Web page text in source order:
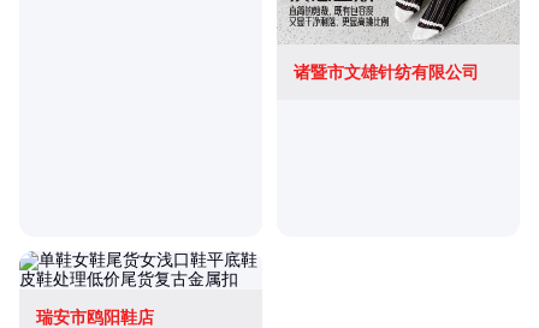
诸暨市文雄针纺有限公司
瑞安市鸥阳鞋店